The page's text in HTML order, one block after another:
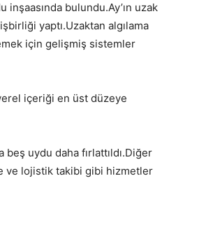
bulundu.Ay’ın uzak
yaptı.Uzaktan algılama
için gelişmiş sistemler
içeriği en üst düzeye
uydu daha fırlattıldı.Diğer
ve lojistik takibi gibi hizmetler